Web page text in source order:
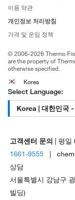
사회적 책임
브랜드
이용 약관
개인정보 처리방침
가격 및 운임 정책
© 2006-2026 Thermo
are the property of
otherwise specified.
Korea
Select Language:
고객센터 문의
| 평
1661-9555 |
상담
서울특별시 강남구
빌딩)